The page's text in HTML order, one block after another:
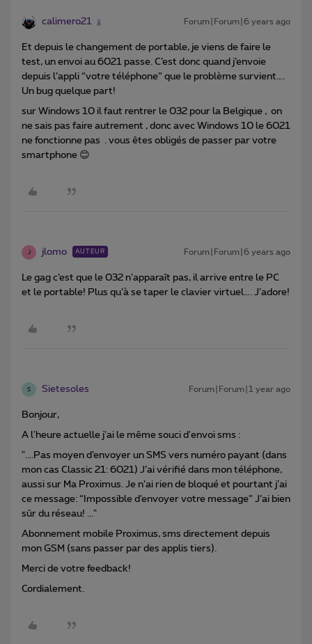
calimero21 Forum|Forum|6 years ago
Et depuis le changement de portable, je viens de faire le
test, un envoi au 6021 passe. C’est donc quand j’envoie
depuis l’appli “votre téléphone” que le problème survient….
Un bug quelque part!
sur Windows 10 il faut rentrer le 032 pour la Belgique , on
ne sais pas faire autrement , donc avec Windows 10 le 6021
ne fonctionne pas . vous êtes obligés de passer par votre
smartphone 😊
jlomo AUTEUR Forum|Forum|6 years ago
Le gag c’est que le 032 n’apparaît pas, il arrive entre le PC
et le portable! Plus qu’à se taper le clavier virtuel…. J’adore!
S Sietesoles Forum|Forum|1 year ago
Bonjour,
A l'heure actuelle j'ai le même souci d'envoi sms :
"....Pas moyen d’envoyer un SMS vers numéro payant (dans
mon cas Classic 21: 6021) J’ai vérifié dans mon téléphone,
aussi sur Ma Proximus. Je n’ai rien de bloqué et pourtant j’ai
ce message: “Impossible d’envoyer votre message” J’ai bien
sûr du réseau! ..."
Abonnement mobile Proximus, sms directement depuis
mon GSM (sans passer par des applis tiers).
Merci de votre feedback!
Cordialement.